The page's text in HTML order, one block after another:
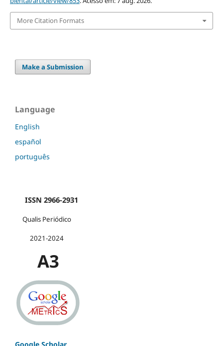
More Citation Formats
Make a Submission
Language
English
español
português
ISSN 2966-2931
Qualis Periódico
2021-2024
A3
Google Scholar